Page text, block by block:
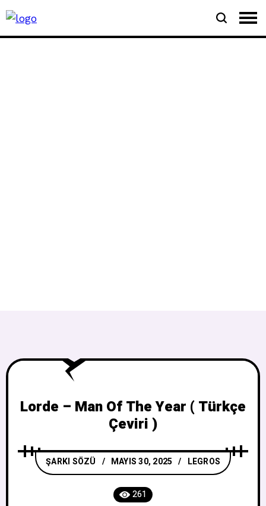
Lorde – Man Of The Year ( Türkçe
Çeviri )
ŞARKI SÖZÜ MAYIS 30, 2025 LEGROS
261